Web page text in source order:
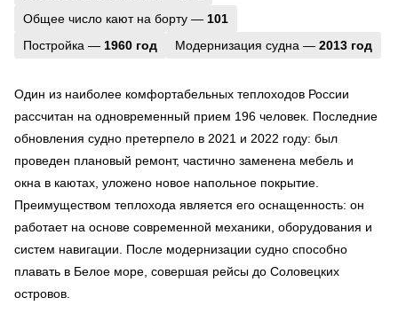
Общее число кают на борту — 101
Постройка — 1960 год Модернизация судна — 2013 год
Один из наиболее комфортабельных теплоходов России
рассчитан на одновременный прием 196 человек. Последние
обновления судно претерпело в 2021 и 2022 году: был
проведен плановый ремонт, частично заменена мебель и
окна в каютах, уложено новое напольное покрытие.
Преимуществом теплохода является его оснащенность: он
работает на основе современной механики, оборудования и
систем навигации. После модернизации судно способно
плавать в Белое море, совершая рейсы до Соловецких
островов.